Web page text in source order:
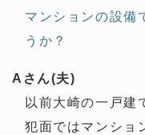
マンションの設備
うか？
Aさん(夫)
以前大崎の一戸建
犯面ではマンショ